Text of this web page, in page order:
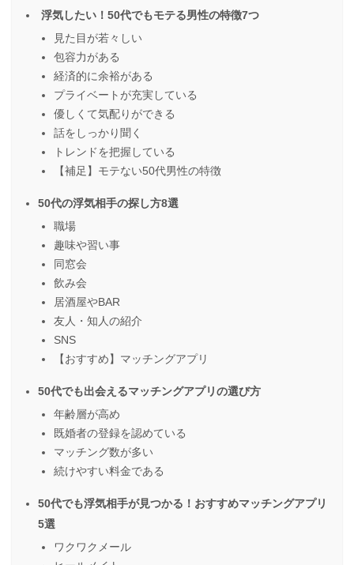
浮気したい！50代でもモテる男性の特徴7つ
見た目が若々しい
包容力がある
経済的に余裕がある
プライベートが充実している
優しくて気配りができる
話をしっかり聞く
トレンドを把握している
【補足】モテない50代男性の特徴
50代の浮気相手の探し方8選
職場
趣味や習い事
同窓会
飲み会
居酒屋やBAR
友人・知人の紹介
SNS
【おすすめ】マッチングアプリ
50代でも出会えるマッチングアプリの選び方
年齢層が高め
既婚者の登録を認めている
マッチング数が多い
続けやすい料金である
50代でも浮気相手が見つかる！おすすめマッチングアプリ
5選
ワクワクメール